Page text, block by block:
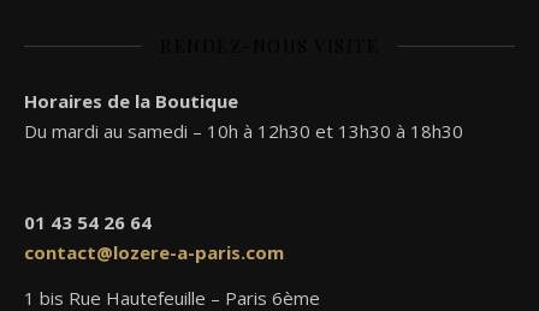
Horaires de la Boutique
Du mardi au samedi – 10h à 12h30 et 13h30 à 18h30
01 43 54 26 64
contact@lozere-a-paris.com
1 bis Rue Hautefeuille – Paris 6ème